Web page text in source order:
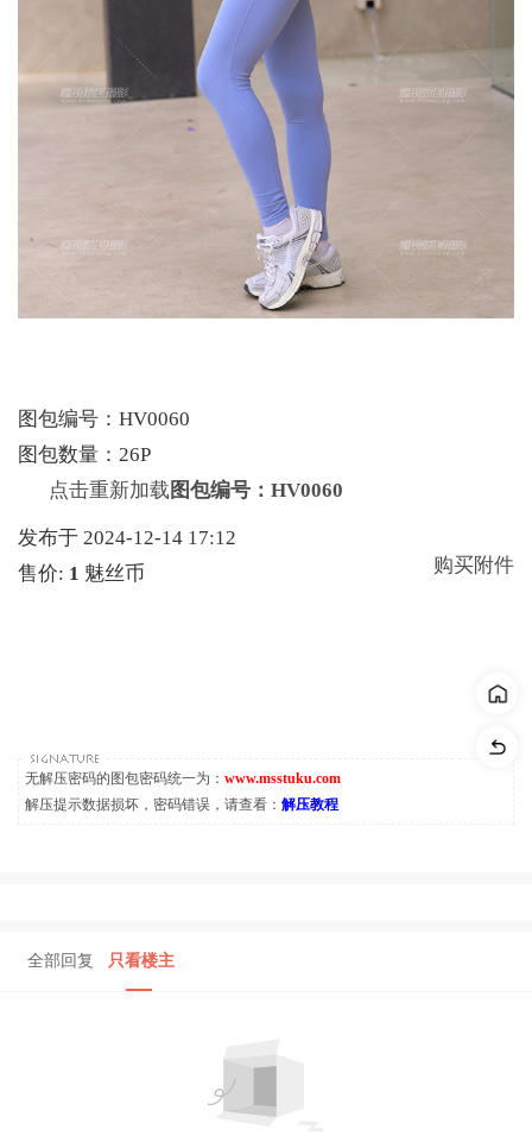
图包编号：HV0060
图包数量：26P
点击重新加载 图包编号：HV0060
发布于 2024-12-14 17:12
售价: 1 魅丝币 购买附件
无解压密码的图包密码统一为： www.msstuku.com
解压提示数据损坏，密码错误，请查看： 解压教程
全部回复 只看楼主